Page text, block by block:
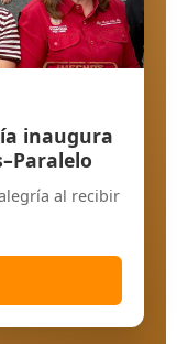
inaugura
al recibir